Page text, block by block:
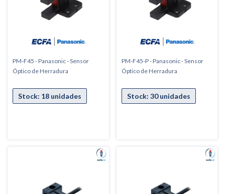
PM-F45 - Panasonic - Sensor
Óptico de Herradura
PM-F45-P - Panasonic - Sensor
Óptico de Herradura